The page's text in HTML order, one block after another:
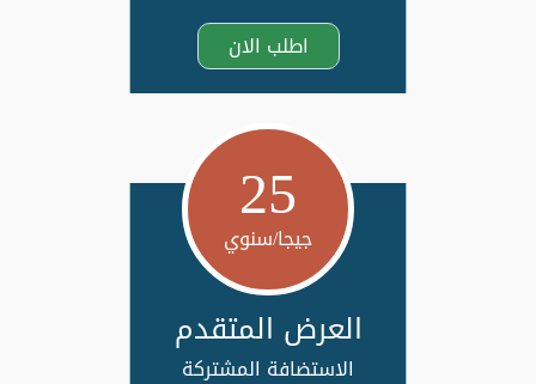
اطلب الان
25
جيجا/سنوي
العرض المتقدم
الاستضافة المشتركة